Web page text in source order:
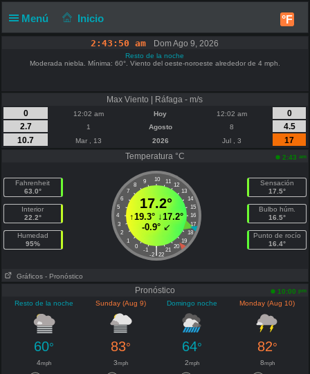
Menú Inicio °F
2:43:50 am Dom Ago 9, 2026
Resto de la noche
Moderada niebla. Mínima: 60°. Viento del oeste-noroeste alrededor de 4 mph.
Max Viento | Ráfaga - m/s
0
12:02 am Hoy 12:02 am
0
2.7
1 Agosto 8
4.5
10.7
Mar , 13 2026 Jul , 3
17
Temperatura °C
2:43 am
Fahrenheit
63.0°
Interior
22.2°
Humedad
95%
10
9 11
8
12
7
13
6
14
5
15
4
16
3
17
2
18
1
19
0
20
-1 21
|
-2 22
17.2°
↑19.3°↓17.2°
-0.9°↙
Sensación
17.5°
Bulbo húm.
16.5°
Punto de rocío
16.4°
Gráficos - Pronóstico
Pronóstico 10:00 pm
Resto de la noche Sunday (Aug 9) Domingo noche Monday (Aug 10)
60° 83° 64° 82°
4mph 3mph 2mph 8mph